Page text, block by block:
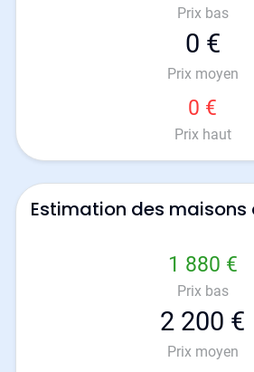
Prix bas
0 €
Prix moyen
0 €
Prix haut
Estimation des maisons
1 880 €
Prix bas
2 200 €
Prix moyen